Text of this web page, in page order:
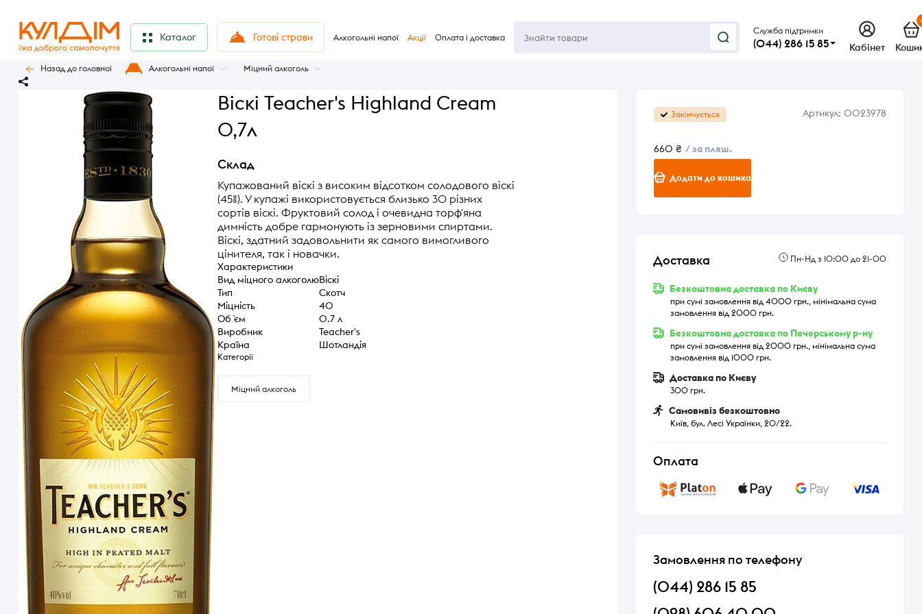
Каталог Готові страви Алкогольні напої Акції Оплата і доставка
Служба підтримки
(044) 286 15 85 Кабінет
Назад до головної Алкогольні напої Міцний алкоголь
Віскі Teacher's Highland Cream
0,7л
Склад
Купажований віскі з високим відсотком солодового віскі
(45%). У купажі використовується близько 30 різних
сортів віскі. Фруктовий солод і очевидна торф'яна
димність добре гармонують із зерновими спиртами.
Віскі, здатний задовольнити як самого вимогливого
цінителя, так і новачки.
Характеристики
Вид міцного алкоголюВіскі
Тип
Скотч
Міцність
40
Об `єм
0.7 л
Виробник
Teacher's
Країна
Шотландія
Категорії
Міцний алкоголь
Закінчується Артикул: 0023978
660 ₴ / за пляш.
Додати до кошика
Доставка Пн-Нд з 10:00 до 21-00
Безкоштовна доставка по Києву
при сумі замовлення від 4000 грн., мінімальна сума
замовлення від 2000 грн.
Безкоштовна доставка по Печерському р-ну
при сумі замовлення від 2000 грн., мінімальна сума
замовлення від 1000 грн.
Доставка по Києву
300 грн.
Самовивіз безкоштовно
Київ, бул. Лесі Українки, 20/22.
Оплата
Замовлення по телефону
(044) 286 15 85